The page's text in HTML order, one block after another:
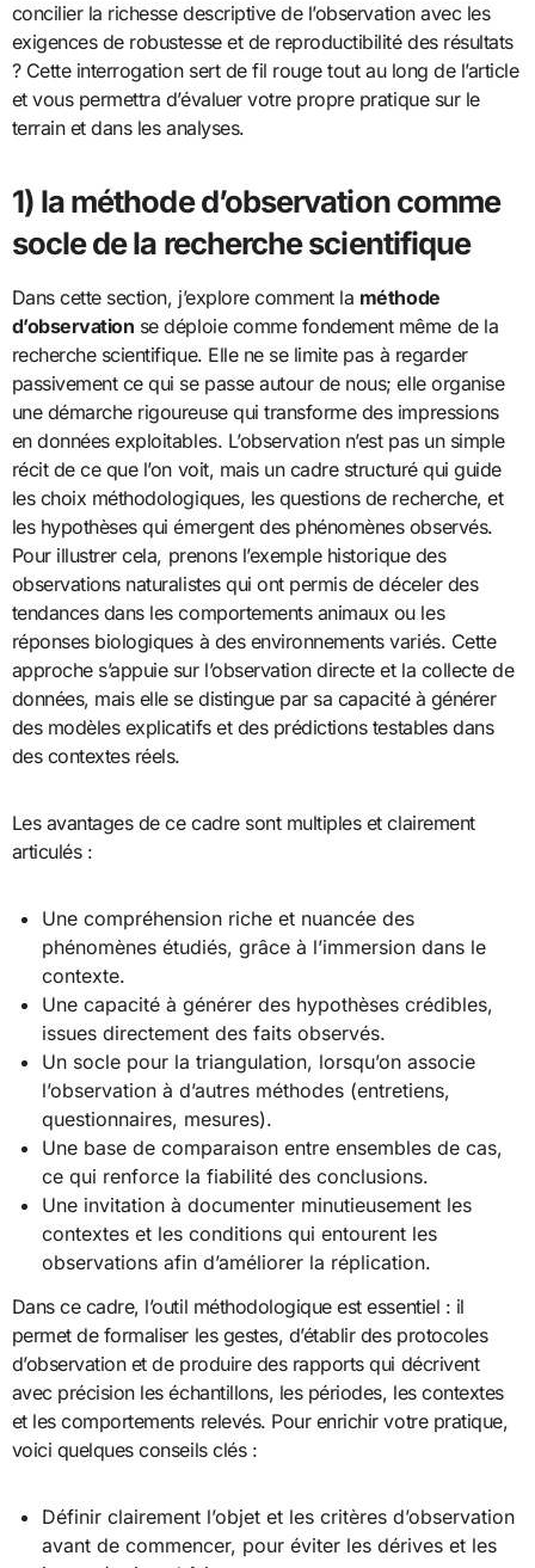
concilier la richesse descriptive de l’observation avec les
exigences de robustesse et de reproductibilité des résultats
? Cette interrogation sert de fil rouge tout au long de l’article
et vous permettra d’évaluer votre propre pratique sur le
terrain et dans les analyses.
1) la méthode d’observation comme
socle de la recherche scientifique
Dans cette section, j’explore comment la méthode
d’observation se déploie comme fondement même de la
recherche scientifique. Elle ne se limite pas à regarder
passivement ce qui se passe autour de nous; elle organise
une démarche rigoureuse qui transforme des impressions
en données exploitables. L’observation n’est pas un simple
récit de ce que l’on voit, mais un cadre structuré qui guide
les choix méthodologiques, les questions de recherche, et
les hypothèses qui émergent des phénomènes observés.
Pour illustrer cela, prenons l’exemple historique des
observations naturalistes qui ont permis de déceler des
tendances dans les comportements animaux ou les
réponses biologiques à des environnements variés. Cette
approche s’appuie sur l’observation directe et la collecte de
données, mais elle se distingue par sa capacité à générer
des modèles explicatifs et des prédictions testables dans
des contextes réels.
Les avantages de ce cadre sont multiples et clairement
articulés :
Une compréhension riche et nuancée des
phénomènes étudiés, grâce à l’immersion dans le
contexte.
Une capacité à générer des hypothèses crédibles,
issues directement des faits observés.
Un socle pour la triangulation, lorsqu’on associe
l’observation à d’autres méthodes (entretiens,
questionnaires, mesures).
Une base de comparaison entre ensembles de cas,
ce qui renforce la fiabilité des conclusions.
Une invitation à documenter minutieusement les
contextes et les conditions qui entourent les
observations afin d’améliorer la réplication.
Dans ce cadre, l’outil méthodologique est essentiel : il
permet de formaliser les gestes, d’établir des protocoles
d’observation et de produire des rapports qui décrivent
avec précision les échantillons, les périodes, les contextes
et les comportements relevés. Pour enrichir votre pratique,
voici quelques conseils clés :
Définir clairement l’objet et les critères d’observation
avant de commencer, pour éviter les dérives et les